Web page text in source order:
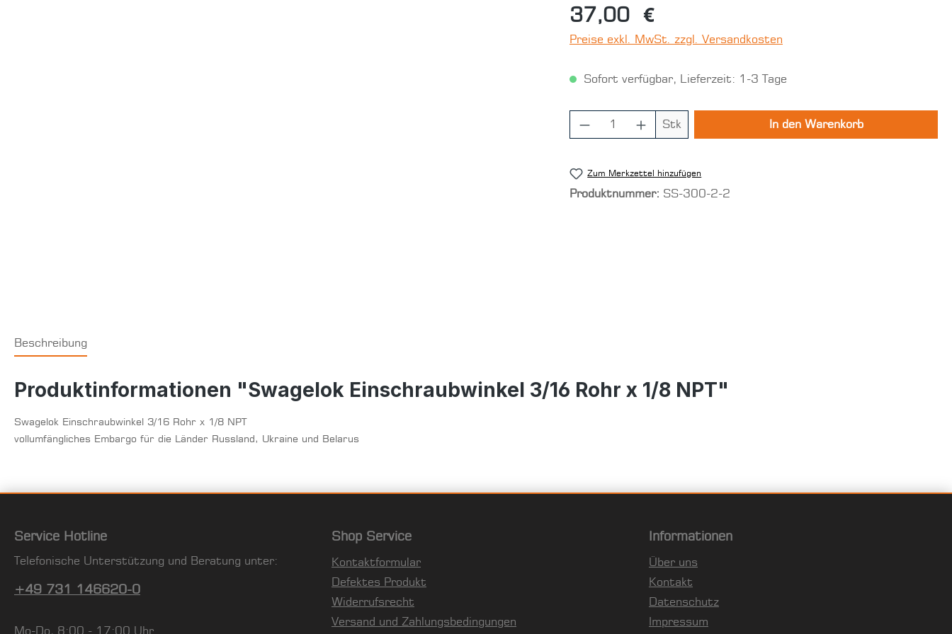
37,00 €
Preise exkl. MwSt. zzgl. Versandkosten
Sofort verfügbar, Lieferzeit: 1-3 Tage
Produkt Anzahl: Gib den gewünschten Wert
Stk In den Warenkorb
Zum Merkzettel hinzufügen
Produktnummer: SS-300-2-2
Beschreibung
Produktinformationen "Swagelok Einschraubwinkel 3/16 Rohr x 1/8 NPT"
Swagelok Einschraubwinkel 3/16 Rohr x 1/8 NPT
vollumfängliches Embargo für die Länder Russland, Ukraine und Belarus
Service Hotline
Telefonische Unterstützung und Beratung unter:
+49 731 146620-0
Mo-Do, 8:00 - 17:00 Uhr
Shop Service
Kontaktformular
Defektes Produkt
Widerrufsrecht
Versand und Zahlungsbedingungen
Informationen
Über uns
Kontakt
Datenschutz
Impressum